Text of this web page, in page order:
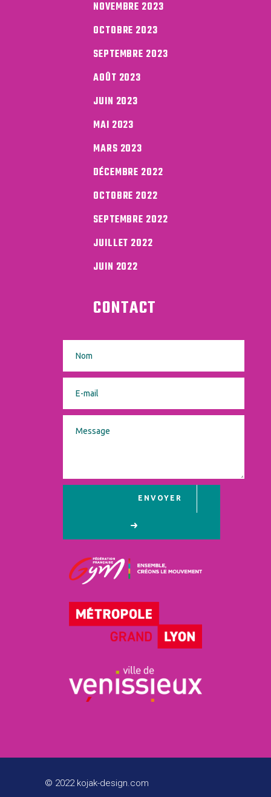
NOVEMBRE 2023
OCTOBRE 2023
SEPTEMBRE 2023
AOÛT 2023
JUIN 2023
MAI 2023
MARS 2023
DÉCEMBRE 2022
OCTOBRE 2022
SEPTEMBRE 2022
JUILLET 2022
JUIN 2022
CONTACT
ENVOYER
© 2022 kojak-design.com